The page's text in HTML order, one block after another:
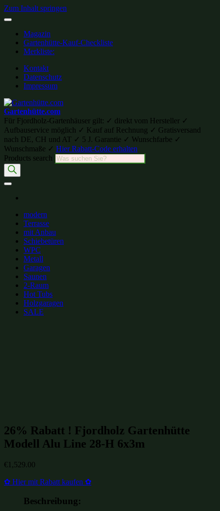
Zum Inhalt springen
Magazin
Gartenhütte-Kauf-Checkliste
Merkliste:
Kontakt
Datenschutz
Impressum
Gartenhütte.com
Für Fjordholz-Gartenhäuser gilt: ✓ direkt vom Hersteller ✓
Aufbauservice möglich ✓ Kauf auf Rechnung ✓ Gratisversand
nach DE, CH und AT ✓ 5 J. Garantie ✓ Wunschfarbe ✓
Wunschmaße ✓ Hier Rabatt-Code erhalten
Products search
modern
Terrasse
mit Anbau
Schiebetüren
WPC
Metall
Garagen
Saunen
2-Raum
Hot Tubs
Holzgaragen
SALE
26% Rabatt ! Fjordholz Gartenhütte
Modell Alu Line 28-H 6x3m
€ 1,529.00
✿ Hier mit Rabatt kaufen ✿
Beschreibung: